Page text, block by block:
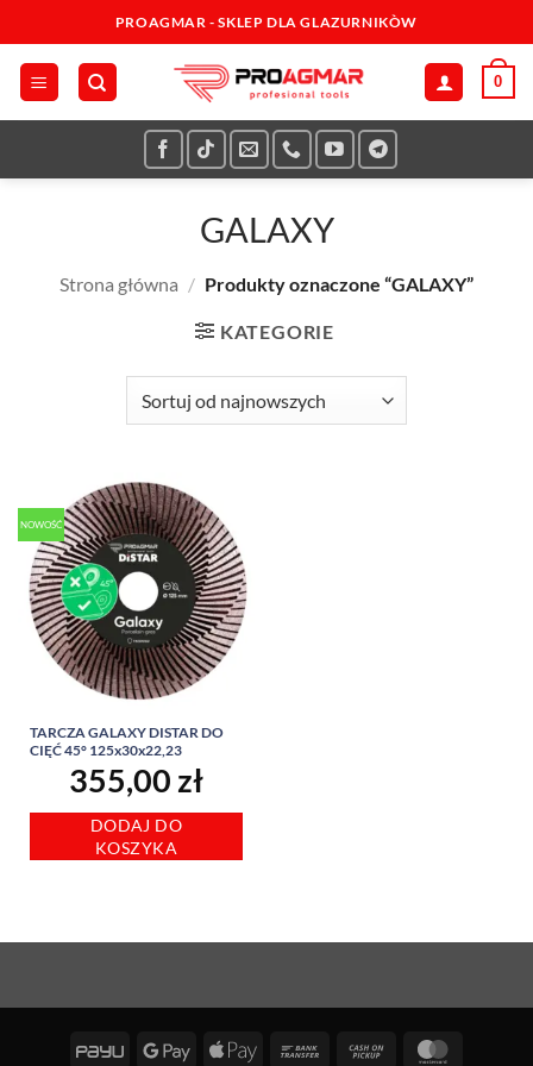
do
zawartości
PROAGMAR - SKLEP DLA GLAZURNIKÒW
0
GALAXY
Strona główna / Produkty oznaczone “GALAXY”
KATEGORIE
NOWOŚĆ
TARCZA GALAXY DISTAR DO
CIĘĆ 45° 125x30x22,23
355,00 zł
DODAJ DO
KOSZYKA
PayU
Google
Apple
Bank
Cash